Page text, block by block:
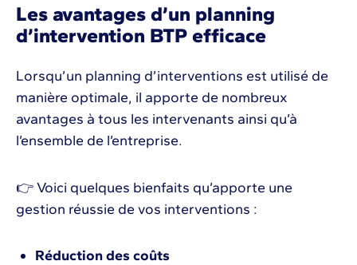
Les avantages d’un planning
d’intervention BTP efficace
Lorsqu’un planning d’interventions est utilisé de
manière optimale, il apporte de nombreux
avantages à tous les intervenants ainsi qu’à
l’ensemble de l’entreprise.
👉 Voici quelques bienfaits qu’apporte une
gestion réussie de vos interventions :
Réduction des coûts